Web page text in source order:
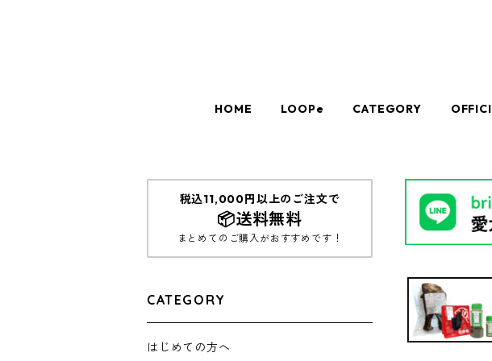
HOME LOOPe CATEGORY
税込11,000円以上のご注文で
📦送料無料
まとめてのご購入がおすすめです！
CATEGORY
はじめての方へ